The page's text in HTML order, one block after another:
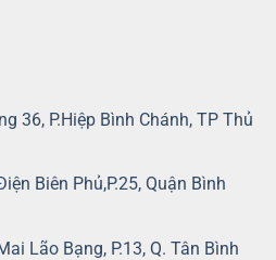
36, P.Hiệp Bình Chánh, TP Thủ
Biên Phủ,P.25, Quận Bình
Lão Bạng, P.13, Q. Tân Bình